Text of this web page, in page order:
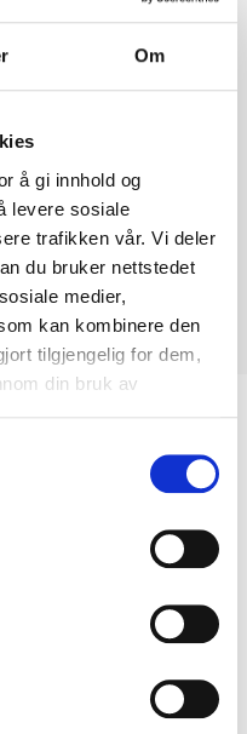
Om
å gi innhold og
levere sosiale
trafikken vår. Vi deler
du bruker nettstedet
medier,
kan kombinere den
tilgjengelig for dem,
din bruk av